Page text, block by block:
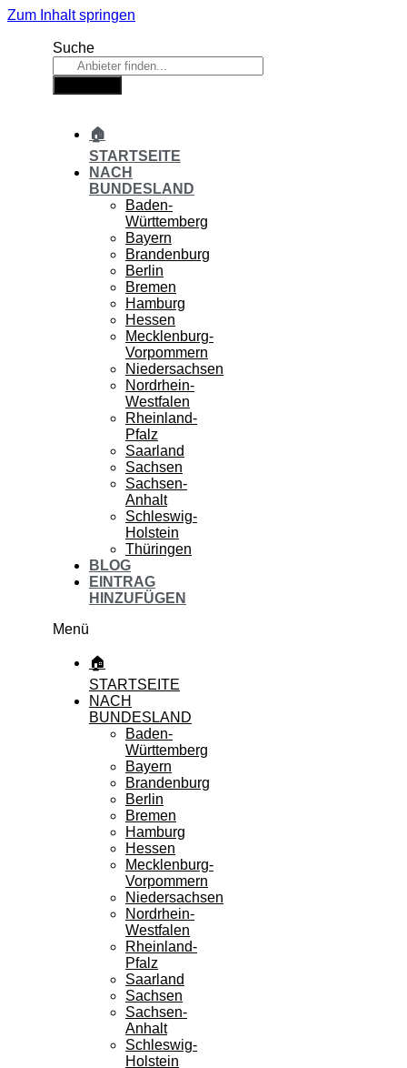
Zum Inhalt springen
Suche
🏠
STARTSEITE
NACH
BUNDESLAND
Baden-
Württemberg
Bayern
Brandenburg
Berlin
Bremen
Hamburg
Hessen
Mecklenburg-
Vorpommern
Niedersachsen
Nordrhein-
Westfalen
Rheinland-
Pfalz
Saarland
Sachsen
Sachsen-
Anhalt
Schleswig-
Holstein
Thüringen
BLOG
EINTRAG
HINZUFÜGEN
Menü
🏠
STARTSEITE
NACH
BUNDESLAND
Baden-
Württemberg
Bayern
Brandenburg
Berlin
Bremen
Hamburg
Hessen
Mecklenburg-
Vorpommern
Niedersachsen
Nordrhein-
Westfalen
Rheinland-
Pfalz
Saarland
Sachsen
Sachsen-
Anhalt
Schleswig-
Holstein